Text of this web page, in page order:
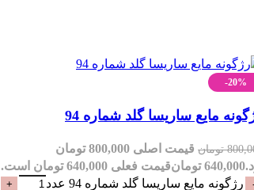
-20%
مایع ساریسا گلد شماره 94
تومان
قیمت اصلی 800,000 تومان
640,000 تومانقیمت فعلی 640,000 تومان است.
رژگونه مایع ساریسا گلد شماره 94 عدد